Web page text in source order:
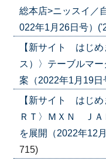
総本店>ニッスイ／
022年1月26日号）
【新サイト はじ
ス）〉テーブルマ
案（2022年1月19日
【新サイト はじ
ＲＴ〉ＭＸＮ ＪＡ
を展開（2022年12
715)